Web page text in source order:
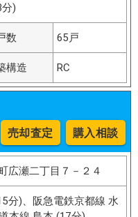
)
数 65戸
構造 RC
売却査定 購入相談
広瀬二丁目７－２４
分)、阪急電鉄京都線 水